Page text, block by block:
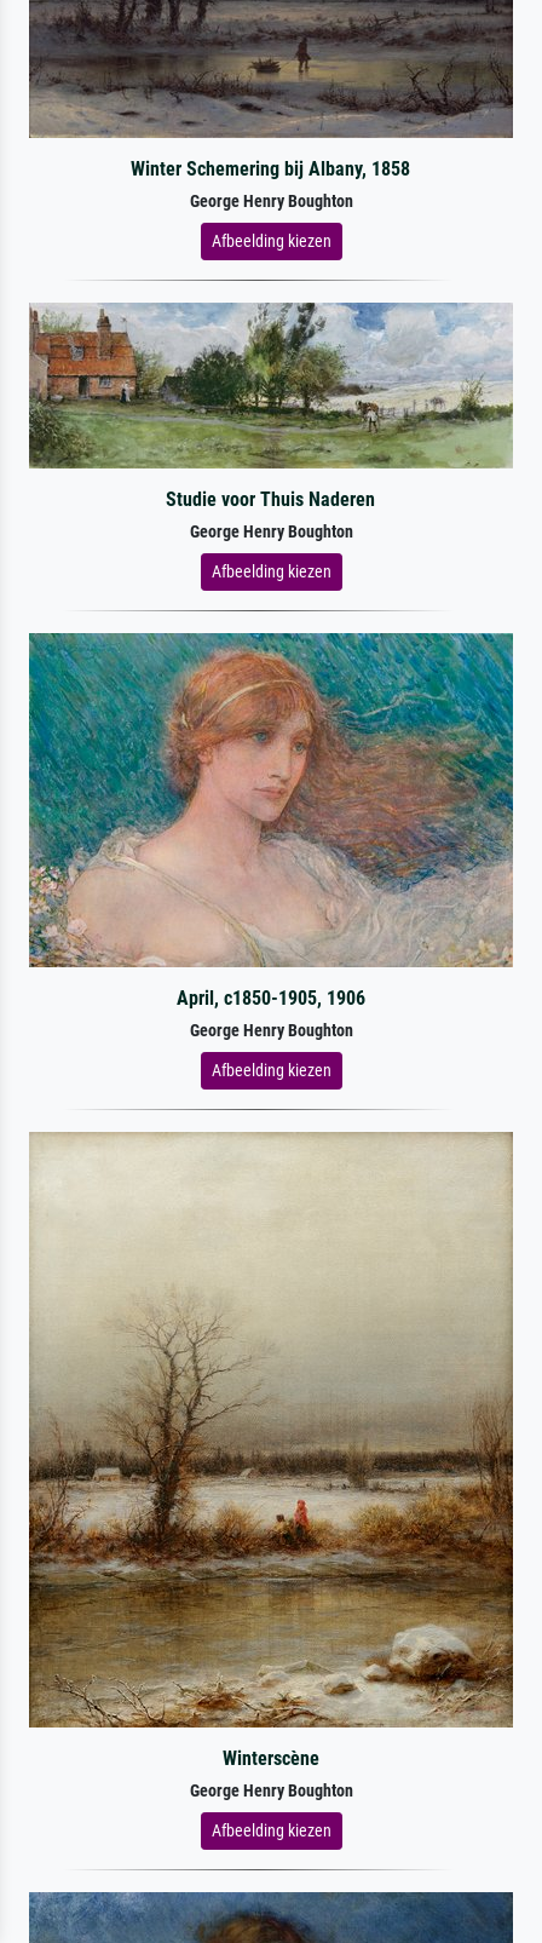
Winter Schemering bij Albany, 1858
George Henry Boughton
Afbeelding kiezen
Studie voor Thuis Naderen
George Henry Boughton
Afbeelding kiezen
April, c1850-1905, 1906
George Henry Boughton
Afbeelding kiezen
Winterscène
George Henry Boughton
Afbeelding kiezen